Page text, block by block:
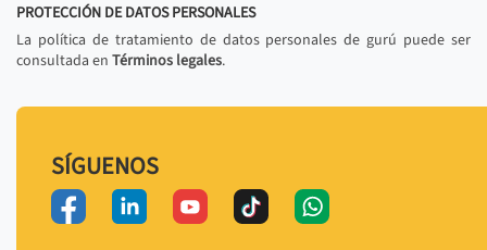
PROTECCIÓN DE DATOS PERSONALES
La política de tratamiento de datos personales de gurú puede ser
consultada en Términos legales.
SÍGUENOS